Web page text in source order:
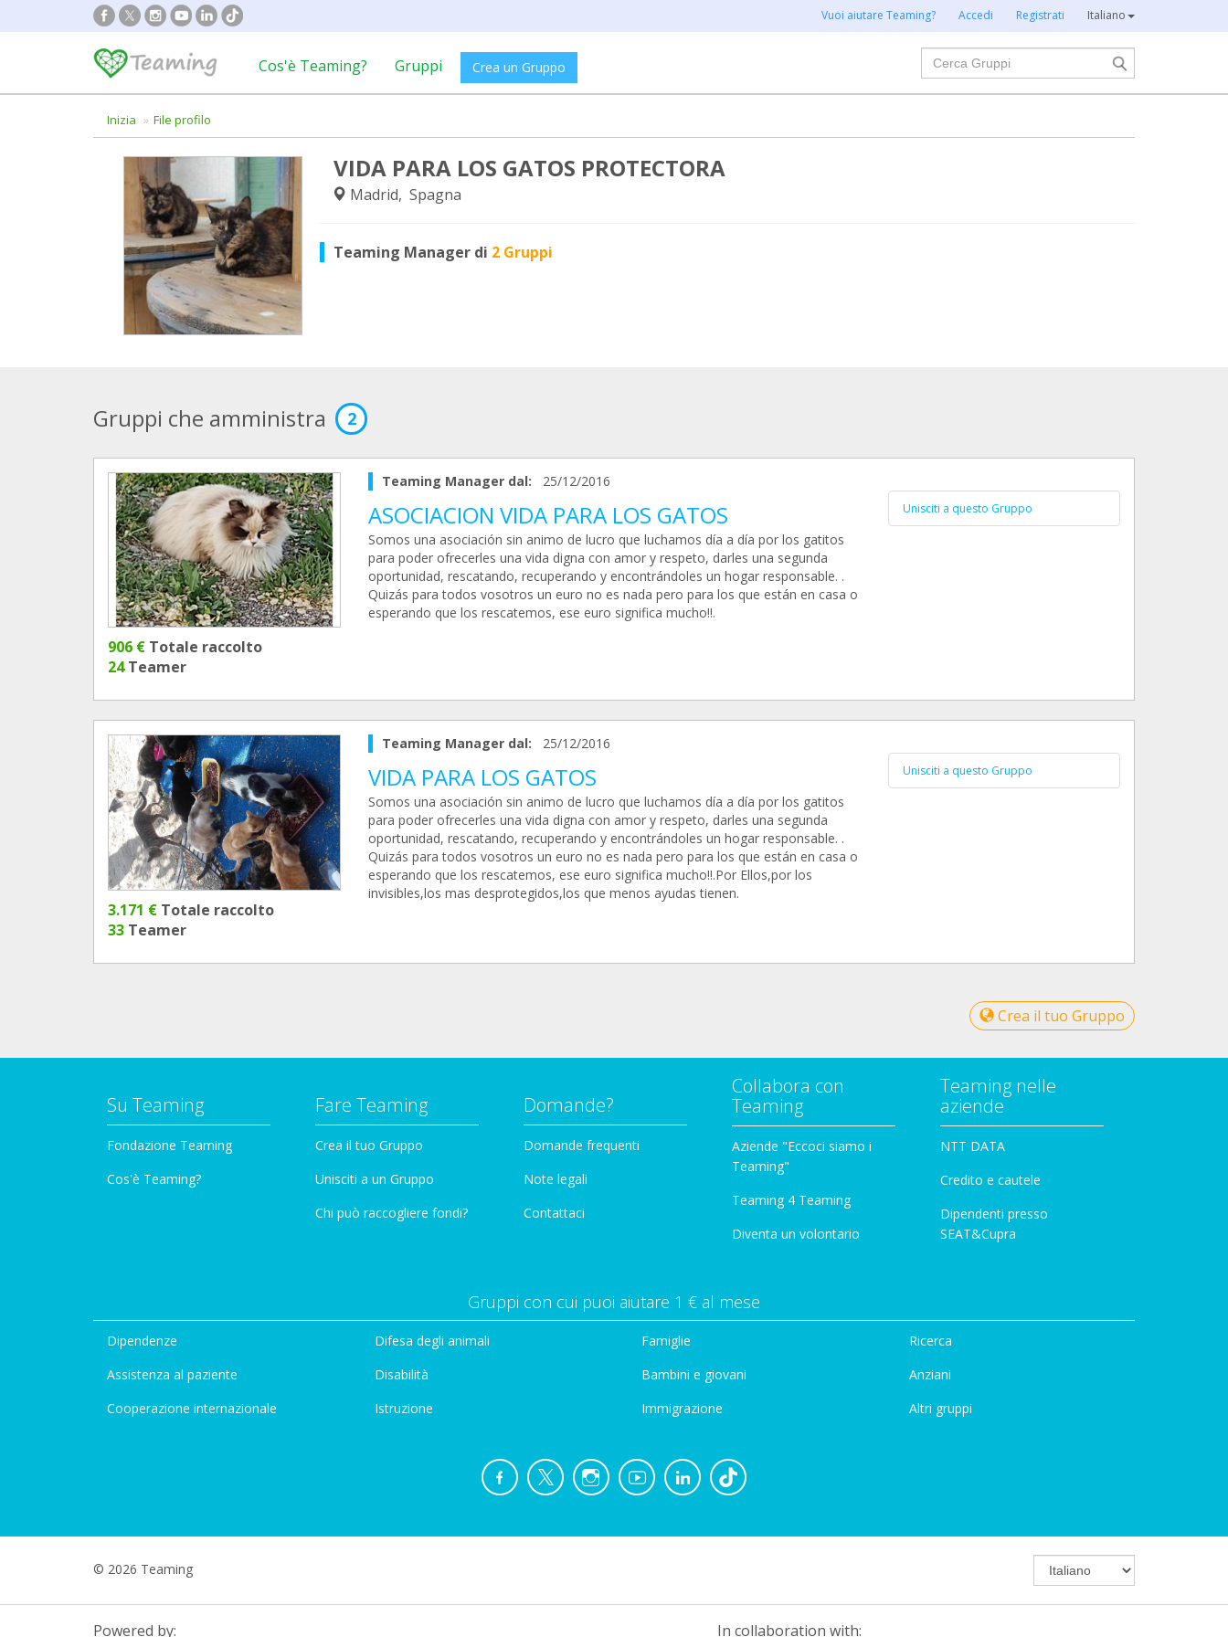
Vuoi aiutare Teaming? Accedi Registrati Italiano
Cos'è Teaming? Gruppi Crea un Gruppo
Cerca
Inizia File profilo
VIDA PARA LOS GATOS PROTECTORA
Madrid, Spagna
Teaming Manager di 2 Gruppi
Gruppi che amministra 2
906 € Totale raccolto
24Teamer
Teaming Manager dal: 25/12/2016
ASOCIACION VIDA PARA LOS GATOS
Somos una asociación sin animo de lucro que luchamos día a día por los gatitos
para poder ofrecerles una vida digna con amor y respeto, darles una segunda
oportunidad, rescatando, recuperando y encontrándoles un hogar responsable. .
Quizás para todos vosotros un euro no es nada pero para los que están en casa o
esperando que los rescatemos, ese euro significa mucho!!.
Unisciti a questo Gruppo
3.171 € Totale raccolto
33 Teamer
Teaming Manager dal: 25/12/2016
VIDA PARA LOS GATOS
Somos una asociación sin animo de lucro que luchamos día a día por los gatitos
para poder ofrecerles una vida digna con amor y respeto, darles una segunda
oportunidad, rescatando, recuperando y encontrándoles un hogar responsable. .
Quizás para todos vosotros un euro no es nada pero para los que están en casa o
esperando que los rescatemos, ese euro significa mucho!!.Por Ellos,por los
invisibles,los mas desprotegidos,los que menos ayudas tienen.
Unisciti a questo Gruppo
Crea il tuo Gruppo
Su Teaming
Fondazione Teaming
Cos'è Teaming?
Fare Teaming
Crea il tuo Gruppo
Unisciti a un Gruppo
Chi può raccogliere fondi?
Domande?
Domande frequenti
Note legali
Contattaci
Collabora con
Teaming
Aziende "Eccoci siamo i
Teaming"
Teaming 4 Teaming
Diventa un volontario
Teaming nelle
aziende
NTT DATA
Credito e cautele
Dipendenti presso
SEAT&Cupra
Gruppi con cui puoi aiutare 1 € al mese
Dipendenze
Assistenza al paziente
Cooperazione internazionale
Difesa degli animali
Disabilità
Istruzione
Famiglie
Bambini e giovani
Immigrazione
Ricerca
Anziani
Altri gruppi
© 2026 Teaming
Powered by: In collaboration with: